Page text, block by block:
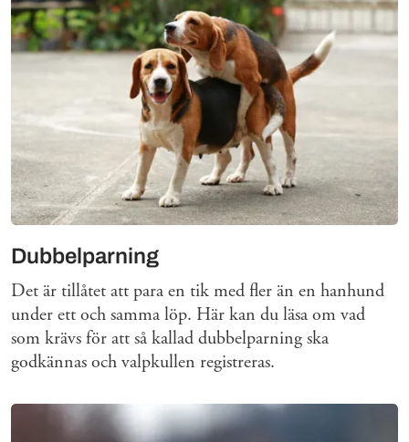
Dubbelparning
Det är tillåtet att para en tik med fler än en hanhund
under ett och samma löp. Här kan du läsa om vad
som krävs för att så kallad dubbelparning ska
godkännas och valpkullen registreras.